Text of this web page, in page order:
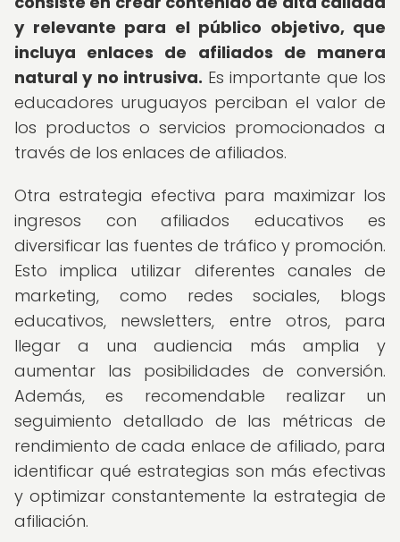
y relevante para el público objetivo, que
incluya enlaces de afiliados de manera
natural y no intrusiva. Es importante que los
educadores uruguayos perciban el valor de
los productos o servicios promocionados a
través de los enlaces de afiliados.
Otra estrategia efectiva para maximizar los
ingresos con afiliados educativos es
diversificar las fuentes de tráfico y promoción.
Esto implica utilizar diferentes canales de
marketing, como redes sociales, blogs
educativos, newsletters, entre otros, para
llegar a una audiencia más amplia y
aumentar las posibilidades de conversión.
Además, es recomendable realizar un
seguimiento detallado de las métricas de
rendimiento de cada enlace de afiliado, para
identificar qué estrategias son más efectivas
y optimizar constantemente la estrategia de
afiliación.